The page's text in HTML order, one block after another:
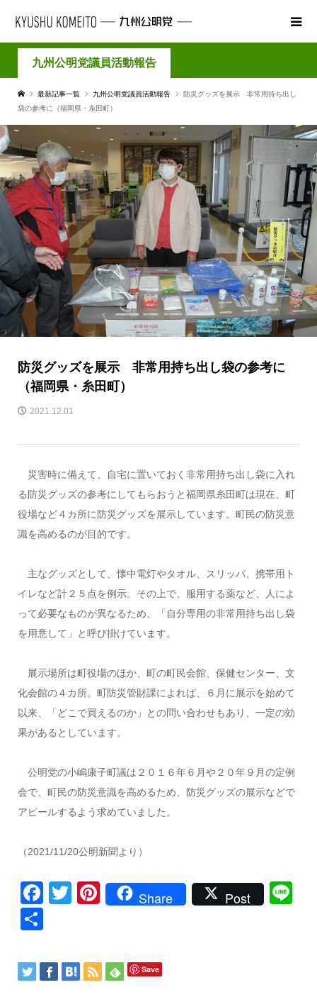
九州公明党議員活動報告
最新記事一覧 九州公明党議員活動報告
防災グッズを展示 非常用持ち出し
袋の参考に（福岡県・糸田町）
防災グッズを展示 非常用持ち出し袋の参考に
（福岡県・糸田町）
2021.12.01
災害時に備えて、自宅に置いておく非常用持ち出し袋に入れ
る防災グッズの参考にしてもらおうと福岡県糸田町は現在、町
役場など４カ所に防災グッズを展示しています。町民の防災意
識を高めるのが目的です。
主なグッズとして、懐中電灯やタオル、スリッパ、携帯用ト
イレなど計２５点を例示。その上で、服用する薬など、人によ
って必要なものが異なるため、「自分専用の非常用持ち出し袋
を用意して」と呼び掛けています。
展示場所は町役場のほか、町の町民会館、保健センター、文
化会館の４カ所。町防災管財課によれば、６月に展示を始めて
以来、「どこで買えるのか」との問い合わせもあり、一定の効
果があるとしています。
公明党の小嶋康子町議は２０１６年６月や２０年９月の定例
会で、町民の防災意識を高めるため、防災グッズの展示などで
アピールするよう求めていました。
（2021/11/20公明新聞より）
Facebook
TwitterPinterest
Share Post
Save